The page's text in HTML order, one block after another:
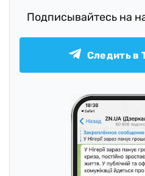
Подписывайтесь на
Следить в